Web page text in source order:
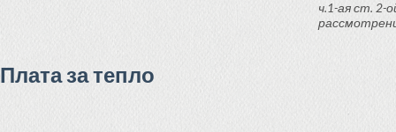
ч.1-ая ст. 2-
Плата за тепло